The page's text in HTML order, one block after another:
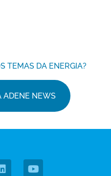
TEMAS DA ENERGIA?
ADENE NEWS